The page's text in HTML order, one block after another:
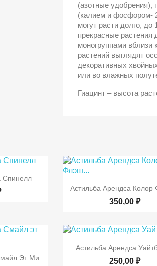
(азотные удобрения),
(калием и фосфором-
могут расти долго,
прекрасные
моногруппами вблизи
растений выглядят
декоративных
или во влажных
Гиацинт – высота
Спинелл
 Быстрый
Астильба Арендса Колор
350,00 ₽
Эт Ми
 Быстрый
Астильба Арендса
250,00 ₽